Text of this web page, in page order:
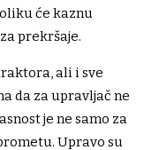
će kaznu
prekršaje.
ali i sve
da za upravljač ne
je ne samo za
Upravo su